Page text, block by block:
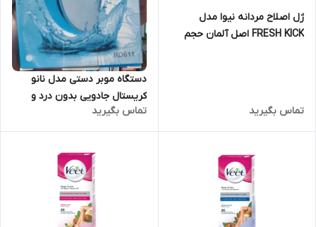
ژل اصلاح مردانه نیوا مدل
FRESH KICK اصل آلمان حجم
تماس بگیرید
دستگاه موبر دستی مدل نانو
کریستال جادویی بدون درد و
بدون برق و شارژ
تماس بگیرید